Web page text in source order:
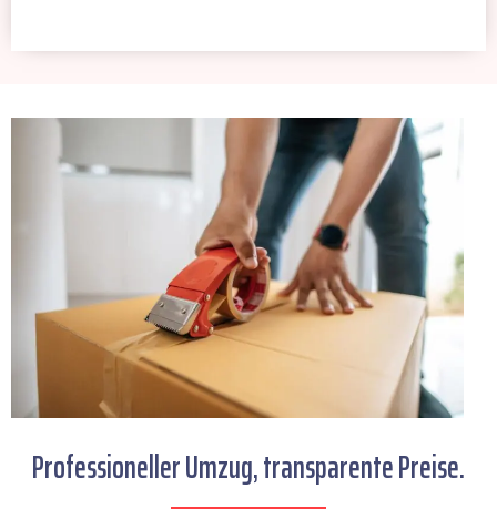
Professioneller Umzug, transparente Preise.